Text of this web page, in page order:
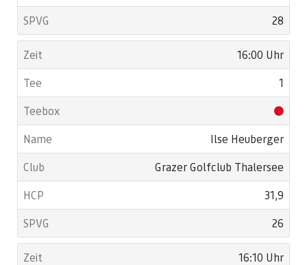
28
16:00 Uhr
1
Ilse Heuberger
Grazer Golfclub Thalersee
31,9
26
16:10 Uhr